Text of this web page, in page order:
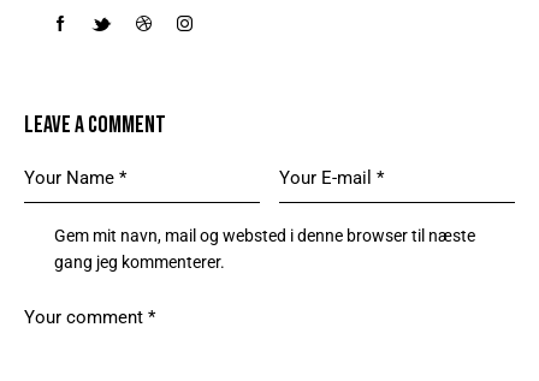
LEAVE A COMMENT
Gem mit navn, mail og websted i denne browser til næste
gang jeg kommenterer.